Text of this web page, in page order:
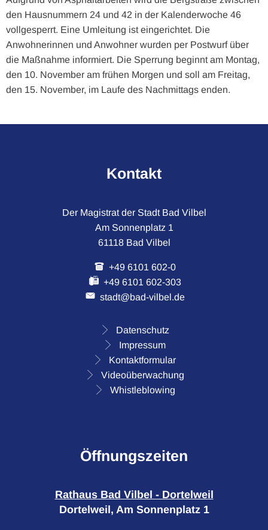
den Hausnummern 24 und 42 in der Kalenderwoche 46
vollgesperrt. Eine Umleitung ist eingerichtet. Die
Anwohnerinnen und Anwohner wurden per Postwurf über
die Maßnahme informiert. Die Sperrung beginnt am Montag,
den 10. November am frühen Morgen und soll am Freitag,
den 15. November, im Laufe des Nachmittags enden.
Kontakt
Der Magistrat der Stadt Bad Vilbel
Am Sonnenplatz 1
61118 Bad Vilbel
+49 6101 602-0
+49 6101 602-303
stadt@bad-vilbel.de
Datenschutz
Impressum
Kontaktformular
Videoüberwachung
Whistleblowing
Öffnungszeiten
Rathaus Bad Vilbel - Dortelweil
Dortelweil, Am Sonnenplatz 1